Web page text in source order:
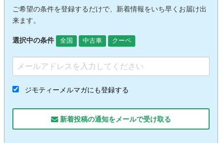
ご希望の条件を登録するだけで、新着情報をいち早くお届け出
来ます。
選択中の条件 全国 中古車 クーペ
ジモティーメルマガにも登録する
新着投稿の通知をメールで受け取る